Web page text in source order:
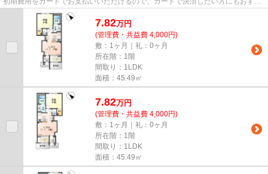
めです。「千葉市中央区大森町...
7.82万円
(管理費・共益費 4,000円)
敷：1ヶ月｜礼：0ヶ月
所在階：1階
間取り：1LDK
面積：45.49㎡
7.82万円
(管理費・共益費 4,000円)
敷：1ヶ月｜礼：0ヶ月
所在階：1階
間取り：1LDK
面積：45.49㎡